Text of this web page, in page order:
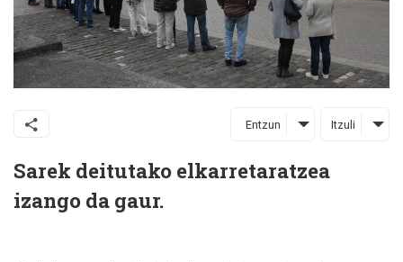
Entzun Itzuli
Sarek deitutako elkarretaratzea
izango da gaur.